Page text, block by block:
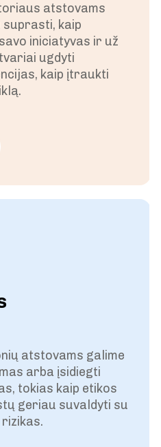
atstovams
kaip
iniciatyvas ir už
ugdyti
kaip įtraukti
atstovams galime
arba įsidiegti
tokias kaip etikos
geriau suvaldyti su